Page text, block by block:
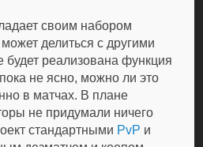
своим набором
делиться с другими
будет реализована функция
не ясно, можно ли это
в матчах. В плане
не придумали ничего
стандартными PvP и